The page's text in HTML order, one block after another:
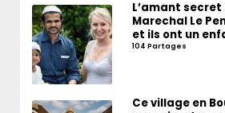
L’amant
Marechal Le
et ils ont un
104 Partages
Ce village en